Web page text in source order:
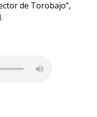
de Torobajo”,